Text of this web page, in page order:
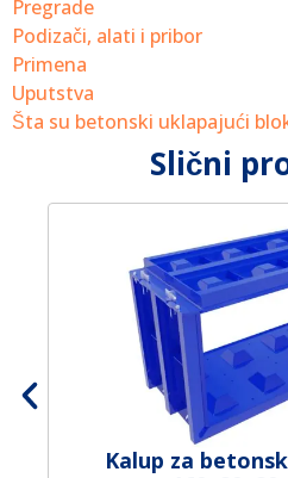
Pregrade
Podizači, alati i pribor
Primena
Uputstva
Šta su betonski uklapajući
Slični
Kalup za